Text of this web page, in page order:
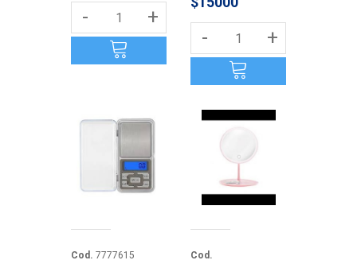
- +
- +
Cod. 7777615
Cod.